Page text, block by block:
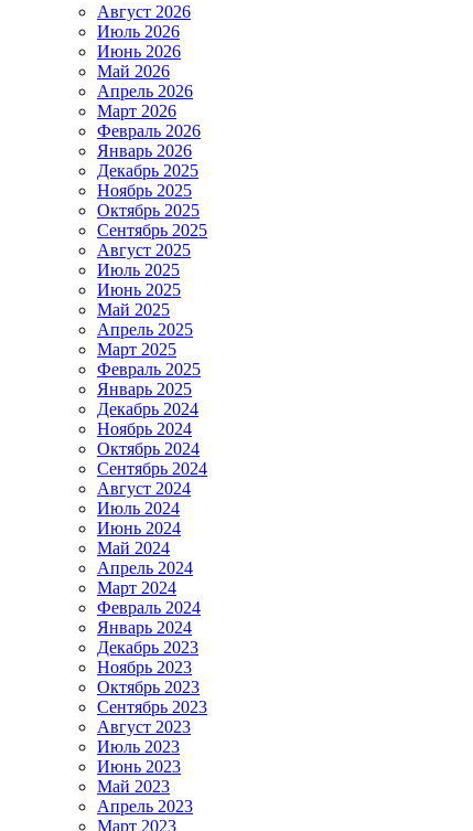
Август 2026
Июль 2026
Июнь 2026
Май 2026
Апрель 2026
Март 2026
Февраль 2026
Январь 2026
Декабрь 2025
Ноябрь 2025
Октябрь 2025
Сентябрь 2025
Август 2025
Июль 2025
Июнь 2025
Май 2025
Апрель 2025
Март 2025
Февраль 2025
Январь 2025
Декабрь 2024
Ноябрь 2024
Октябрь 2024
Сентябрь 2024
Август 2024
Июль 2024
Июнь 2024
Май 2024
Апрель 2024
Март 2024
Февраль 2024
Январь 2024
Декабрь 2023
Ноябрь 2023
Октябрь 2023
Сентябрь 2023
Август 2023
Июль 2023
Июнь 2023
Май 2023
Апрель 2023
Март 2023